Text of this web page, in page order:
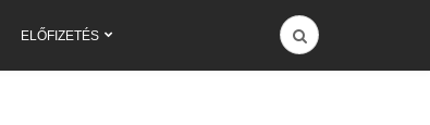
ELŐFIZETÉS